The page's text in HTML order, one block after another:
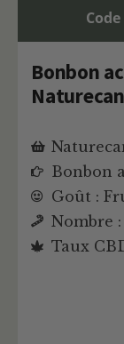
Bonbon
Naturecan
Bonbon
Goût :
Nombre :
Taux